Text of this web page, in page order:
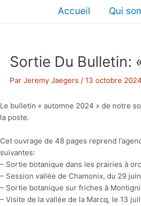
Accueil Qui
Sortie Du Bulletin:
Par Jeremy Jaegers / 13 octobre 2024
Le bulletin « automne 2024 » de notre
la poste.
Cet ouvrage de 48 pages reprend
suivantes:
– Sortie botanique dans les prairies à
– Session vallée de Chamonix, du 29
– Sortie botanique sur friches à
– Visite de la vallée de la Marcq, le 13